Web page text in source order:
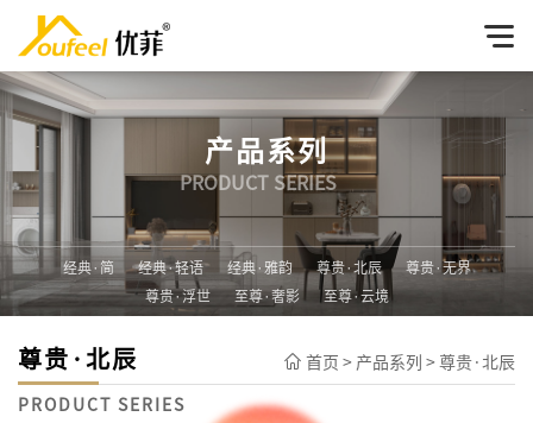
产品系列
PRODUCT SERIES
经典·简 经典·轻语 经典·雅韵 尊贵·北辰
尊贵·无界
尊贵·浮世
至尊·奢影 至尊·云境
尊贵·北辰
PRODUCT SERIES
首页 > 产品系列 > 尊贵·北辰